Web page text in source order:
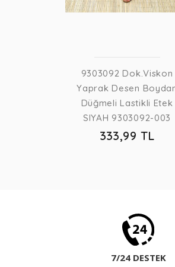
9303092 Dok.Viskon
Yaprak Desen
Düğmeli Lastikli Etek
SIYAH 9303092-003
333,99 TL
7/24 DESTEK